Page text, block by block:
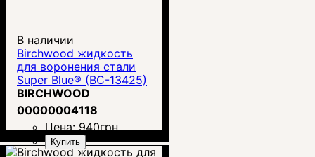
В наличии
Birchwood жидкость
для воронения стали
Super Blue® (BC-13425)
BIRCHWOOD
00000004118
Цена: 940грн.
Купить